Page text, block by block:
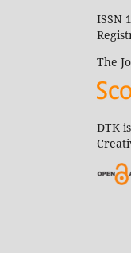
ISSN
The
DTK